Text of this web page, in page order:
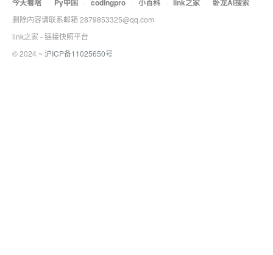
今天看啥 · Py中国 · codingpro · 小百科 · link之家 · 卧龙AI搜索
删除内容请联系邮箱 2879853325@qq.com
link之家 - 链接快照平台
© 2024 ~ 沪ICP备11025650号